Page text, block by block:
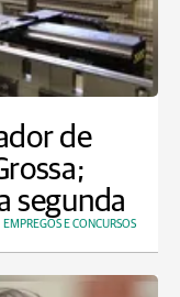
de
segunda
EMPREGOS E CONCURSOS